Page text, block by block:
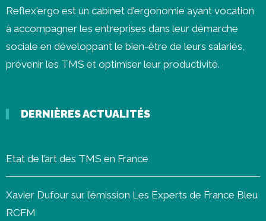
Reflex'ergo est un cabinet d'ergonomie ayant vocation
à accompagner les entreprises dans leur démarche
sociale en développant le bien-être de leurs salariés,
prévenir les TMS et optimiser leur productivité.
DERNIÈRES ACTUALITÉS
Etat de l’art des TMS en France
Xavier Dufour sur l’émission Les Experts de France Bleu
RCFM